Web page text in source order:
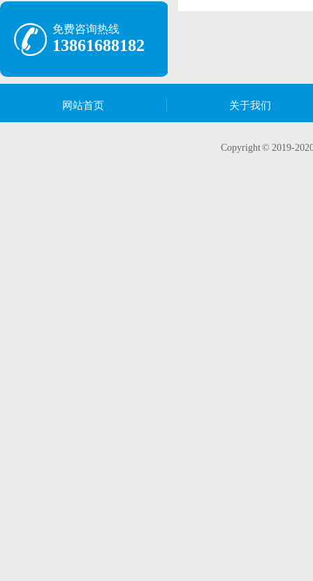
免费咨询热线
13861688182
网站首页 关于我们
Copyright © 2019-